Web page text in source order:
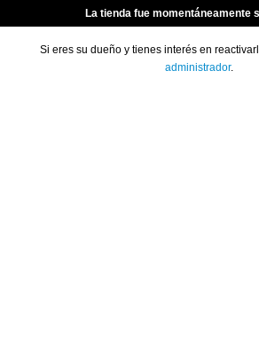
La tienda fue momentáneamente
Si eres su dueño y tienes interés en
administrador.